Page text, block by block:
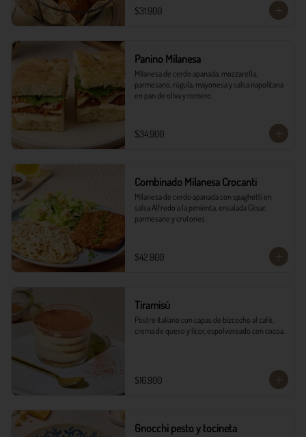
$31.900
Panino Milanesa
Milanesa de cerdo apanada, mozzarella,
parmesano, rúgula, mayonesa y salsa napolitana
en pan de oliva y romero.
$34.900
Combinado Milanesa Crocanti
Milanesa de cerdo apanada con spaghetti en
salsa Alfredo a la pimienta, ensalada César,
parmesano y crutones.
$42.900
Tiramisú
Postre italiano con capas de bizcocho al café,
crema de queso y licor, espolvoreado con cocoa.
$16.900
Gnocchi pesto y tocineta